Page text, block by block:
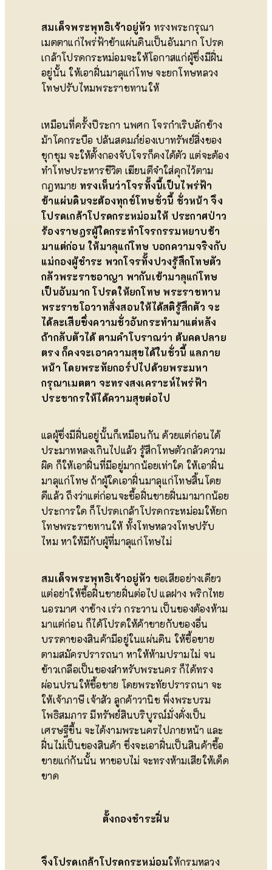
สมเด็จพระพุทธิเจ้าอยู่หัว ทรงพระกรุณา
เมตตาแก่ไพร่ฟ้าข้าแผ่นดินเป็นอันมาก โปรด
เกล้าโปรดกระหม่อมจะให้โอกาสแก่ผู้ซึ่งมีฝิ่น
อยู่นั้น ให้เอาฝิ่นมาลุแก่โทษ จะยกโทษหลวง
โทษปรับไหมพระราชทานให้
เหมือนที่ครั้งปีระกา นพศก โจรกำเริบลักช้าง
ม้าโคกระบือ ปล้นสดมภ์ย่องเบาทรัพย์สิ่งของ
ชุกชุม จะให้ตั้งกองจับโจรก็คงได้ตัว แต่จะต้อง
ทำโทษประหารชีวิต เฆียนตีจำใส่คุกไว้ตาม
กฎหมาย ทรงเห็นว่าโจรทั้งนี้เป็นไพร่ฟ้า
ข้าแผ่นดินจะต้องทุกข์โทษชั่วนี้ ชั่วหน้า จึง
โปรดเกล้าโปรดกระหม่อมให้ ประกาศป่าว
ร้องราษฎรผู้ใดกระทำโจรกรรมหยาบช้า
มาแต่ก่อน ให้มาลุแก่โทษ บอกความจริงกับ
แม่กองผู้ชำระ พวกโจรทั้งปวงรู้สึกโทษตัว
กลัวพระราชอาญา พากันเข้ามาลุแก่โทษ
เป็นอันมาก โปรดให้ยกโทษ พระราชทาน
พระราชโอวาทสั่งสอนให้ได้สติรู้สึกตัว จะ
ได้ละเสียซึ่งความชั่วอันกระทำมาแต่หลัง
ถ้ากลับตัวได้ ตามคำโบราณว่า ต้นคดปลาย
ตรง ก็คงจะเอาความสุขได้ในชั่วนี้ แลภาย
หน้า โดยพระทัยกอร์ปไปด้วยพระมหา
กรุณาเมตตา จะทรงสงเคราะห์ไพร่ฟ้า
ประชากรให้ได้ความสุขต่อไป
แลผู้ซึ่งมีฝิ่นอยู่นั้นก็เหมือนกัน ด้วยแต่ก่อนได้
ประมาทหลงเกินไปแล้ว รู้สึกโทษตัวกลัวความ
ผิด ก็ให้เอาฝิ่นที่มีอยู่มากน้อยเท่าใด ให้เอาฝิ่น
มาลุแก่โทษ ถ้าผู้ใดเอาฝิ่นมาลุแก่โทษสิ้นโดย
ดีแล้ว ถึงว่าแต่ก่อนจะซื้อฝิ่นขายฝิ่นมามากน้อย
ประการใด ก็โปรดเกล้าโปรดกระหม่อมให้ยก
โทษพระราชทานให้ ทั้งโทษหลวงโทษปรับ
ไหม หาให้มีกับผู้ที่มาลุแก่โทษไม่
สมเด็จพระพุทธิเจ้าอยู่หัว ขอเสียอย่างเดียว
แต่อย่าให้ซื้อฝิ่นขายฝิ่นต่อไป แลฝาง พริกไทย
นอรมาศ งาช้าง เร่ว กระวาน เป็นของต้องห้าม
มาแต่ก่อน ก็ได้โปรดให้ค้าขายกับของอื่น
บรรดาของสินค้ามีอยู่ในแผ่นดิน ให้ซื้อขาย
ตามสมัครปรารถนา หาให้ห้ามปรามไม่ จน
ข้าวเกลือเป็นของสำหรับพระนคร ก็ได้ทรง
ผ่อนปรนให้ซื้อขาย โดยพระทัยปรารถนา จะ
ให้เจ้าภาษี เจ้าสัว ลูกค้าวานิช พึ่งพระบรม
โพธิสมภาร มีทรัพย์สินบริบูรณ์มั่งคั่งเป็น
เศรษฐีขึ้น จะได้งามพระนครไปภายหน้า และ
ฝิ่นไม่เป็นของสินค้า ซึ่งจะเอาฝิ่นเป็นสินค้าซื้อ
ขายแก่กันนั้น หาชอบไม่ จะทรงห้ามเสียให้เด็ด
ขาด
ตั้งกองชำระฝิ่น
จึงโปรดเกล้าโปรดกระหม่อมให้กรมหลวง